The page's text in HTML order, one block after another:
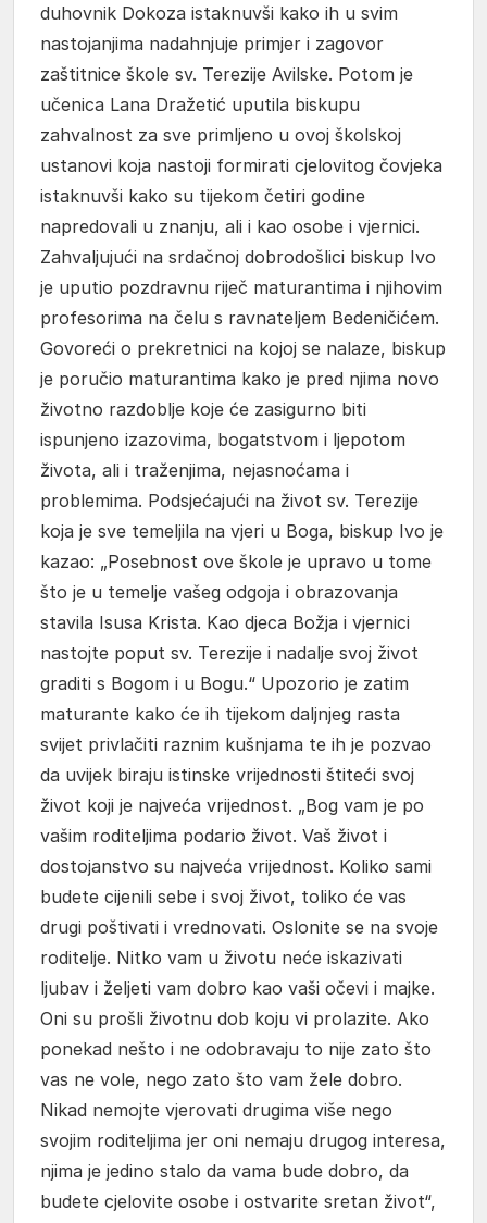
duhovnik Dokoza istaknuvši kako ih u svim
nastojanjima nadahnjuje primjer i zagovor
zaštitnice škole sv. Terezije Avilske. Potom je
učenica Lana Dražetić uputila biskupu
zahvalnost za sve primljeno u ovoj školskoj
ustanovi koja nastoji formirati cjelovitog čovjeka
istaknuvši kako su tijekom četiri godine
napredovali u znanju, ali i kao osobe i vjernici.
Zahvaljujući na srdačnoj dobrodošlici biskup Ivo
je uputio pozdravnu riječ maturantima i njihovim
profesorima na čelu s ravnateljem Bedeničićem.
Govoreći o prekretnici na kojoj se nalaze, biskup
je poručio maturantima kako je pred njima novo
životno razdoblje koje će zasigurno biti
ispunjeno izazovima, bogatstvom i ljepotom
života, ali i traženjima, nejasnoćama i
problemima. Podsjećajući na život sv. Terezije
koja je sve temeljila na vjeri u Boga, biskup Ivo je
kazao: „Posebnost ove škole je upravo u tome
što je u temelje vašeg odgoja i obrazovanja
stavila Isusa Krista. Kao djeca Božja i vjernici
nastojte poput sv. Terezije i nadalje svoj život
graditi s Bogom i u Bogu.“ Upozorio je zatim
maturante kako će ih tijekom daljnjeg rasta
svijet privlačiti raznim kušnjama te ih je pozvao
da uvijek biraju istinske vrijednosti štiteći svoj
život koji je najveća vrijednost. „Bog vam je po
vašim roditeljima podario život. Vaš život i
dostojanstvo su najveća vrijednost. Koliko sami
budete cijenili sebe i svoj život, toliko će vas
drugi poštivati i vrednovati. Oslonite se na svoje
roditelje. Nitko vam u životu neće iskazivati
ljubav i željeti vam dobro kao vaši očevi i majke.
Oni su prošli životnu dob koju vi prolazite. Ako
ponekad nešto i ne odobravaju to nije zato što
vas ne vole, nego zato što vam žele dobro.
Nikad nemojte vjerovati drugima više nego
svojim roditeljima jer oni nemaju drugog interesa,
njima je jedino stalo da vama bude dobro, da
budete cjelovite osobe i ostvarite sretan život“,